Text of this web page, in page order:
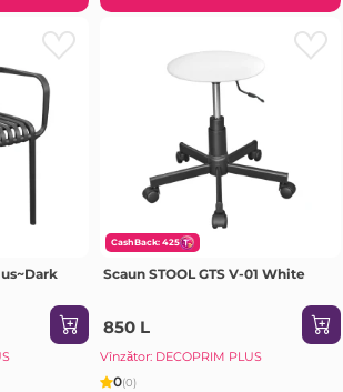
CashBack: 425
Scaun STOOL GTS V-01 White
850 L
Vînzător: DECOPRIM PLUS
0(0)